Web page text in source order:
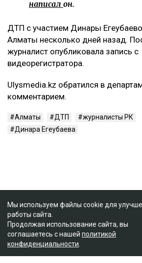
написал он.
ДТП с участием Динары
Алматы несколько дней назад.
журналист опубликовала запись с
видеорегистратора.
Ulysmedia.kz обратился в
комментарием.
Алматы ДТП
журналисты РК
Динара Егеубаева
Мы используем файлы cookie для
работы сайта.
Продолжая использование сайта, вы
соглашаетесь с нашей политикой
конфиденциальности